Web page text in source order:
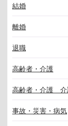
結婚
離婚
退職
高齢者・介護
高齢者・介護 介
事故・災害・病気